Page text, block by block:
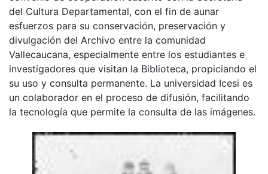
del Cultura Departamental, con el fin de aunar
esfuerzos para su conservación, preservación y
divulgación del Archivo entre la comunidad
Vallecaucana, especialmente entre los estudiantes e
investigadores que visitan la Biblioteca, propiciando el
su uso y consulta permanente. La universidad Icesi es
un colaborador en el proceso de difusión, facilitando
la tecnología que permite la consulta de las imágenes.